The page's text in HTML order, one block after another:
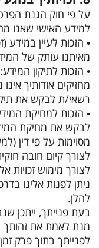
על פי חוק הגנת
למידע האישי שאנו
• הזכות לעיין
מאיתנו עותק של
• הזכות לתיקון
מחזיקים אודותיך
רשאי/ת לבקש את
• הזכות למחיקת
לבקש את מחיקת
מסוימות על פי דין
לצורך קיום חובה
לצורך מימוש זכויות
להלן.
בעת פנייתך, ייתכן
מנת לאמת את
לפנייתך בתוך פרק